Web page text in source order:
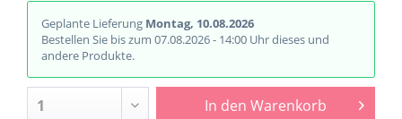
Geplante Lieferung Montag, 10.08.2026
Bestellen Sie bis zum 07.08.2026 - 14:00 Uhr dieses und
andere Produkte.
In den Warenkorb